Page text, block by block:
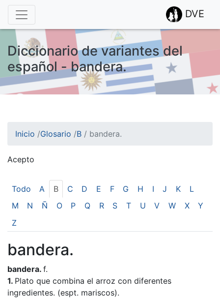
DVE
Diccionario de variantes del
español - bandera.
Inicio /Glosario /B / bandera.
Acepto
Esto nos ayuda a recolectar estadísticas de las visitas.
Todo A B C D E F G H I J K
L
M
N Ñ O P Q R S T U V W X
Y
Z
bandera.
bandera. f.
1. Plato que combina el arroz con diferentes
ingredientes. (espt. mariscos).